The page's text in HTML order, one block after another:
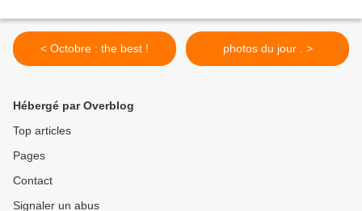
< Octobre : the best ! photos du jour . >
Hébergé par Overblog
Top articles
Pages
Contact
Signaler un abus